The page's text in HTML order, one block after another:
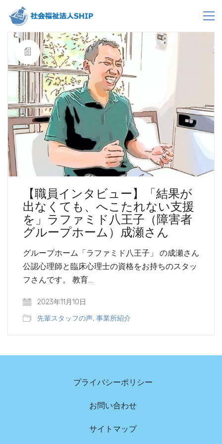
【職員インタビュー】「結果が
出なくても、へこたれない支援
を」ラファミド八王子（障害者
グループホーム）成瀬さん
グループホーム「ラファミド八王子」 の成瀬さん
公認心理師と臨床心理士の資格をお持ちのスタッ
フさんです。 教育…
2023年11月10日
先輩スタッフの声, 事業所紹介
プライバシーポリシー
お問い合わせ
サイトマップ